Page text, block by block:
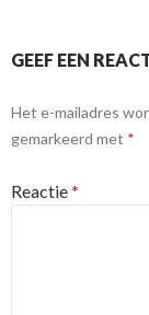
GEEF EEN
Het e-mailadres
gemarkeerd met *
Reactie*